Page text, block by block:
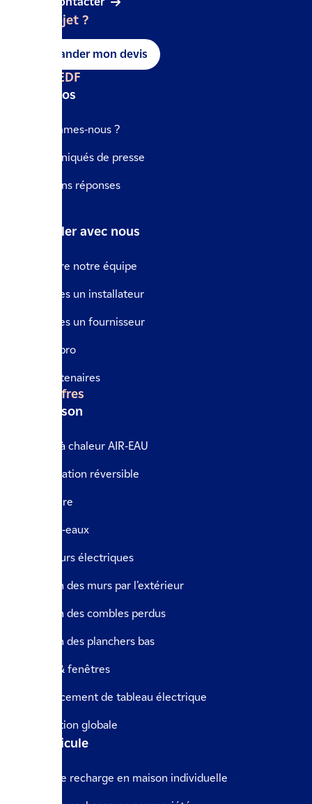
Un projet ?
Demander mon devis
IZI by EDF
A propos
Qui sommes-nous ?
Communiqués de presse
Questions réponses
Travailler avec nous
Rejoindre notre équipe
Vous êtes un installateur
Vous êtes un fournisseur
Espace pro
Nos partenaires
Nos offres
La maison
Pompe à chaleur AIR-EAU
Climatisation réversible
Chaudière
Chauffe-eaux
Radiateurs électriques
Isolation des murs par l’extérieur
Isolation des combles perdus
Isolation des planchers bas
Portes & fenêtres
Remplacement de tableau électrique
Rénovation globale
Le véhicule
Borne de recharge en maison individuelle